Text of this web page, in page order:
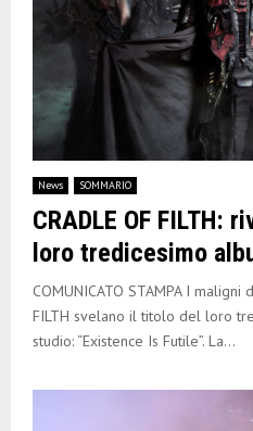
News SOMMARIO
CRADLE OF FILTH:
loro tredicesimo
COMUNICATO STAMPA I maligni
FILTH svelano il titolo del loro
studio: “Existence Is Futile”. La...